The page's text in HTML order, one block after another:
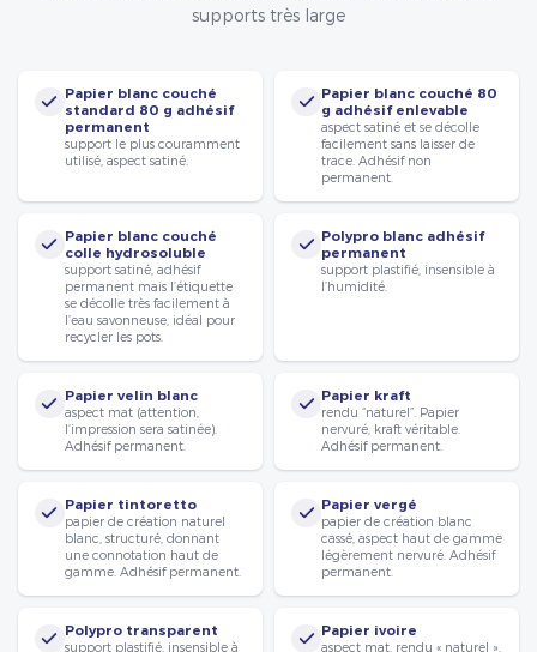
supports très large
Papier blanc couché
standard 80 g adhésif
permanent
support le plus couramment
utilisé, aspect satiné.
Papier blanc couché 80
g adhésif enlevable
aspect satiné et se décolle
facilement sans laisser de
trace. Adhésif non
permanent.
Papier blanc couché
colle hydrosoluble
support satiné, adhésif
permanent mais l’étiquette
se décolle très facilement à
l’eau savonneuse, idéal pour
recycler les pots.
Polypro blanc adhésif
permanent
support plastifié, insensible à
l’humidité.
Papier velin blanc
aspect mat (attention,
l’impression sera satinée).
Adhésif permanent.
Papier kraft
rendu “naturel”. Papier
nervuré, kraft véritable.
Adhésif permanent.
Papier tintoretto
papier de création naturel
blanc, structuré, donnant
une connotation haut de
gamme. Adhésif permanent.
Papier vergé
papier de création blanc
cassé, aspect haut de gamme
légèrement nervuré. Adhésif
permanent.
Polypro transparent
support plastifié, insensible à
Papier ivoire
aspect mat, rendu « naturel »,